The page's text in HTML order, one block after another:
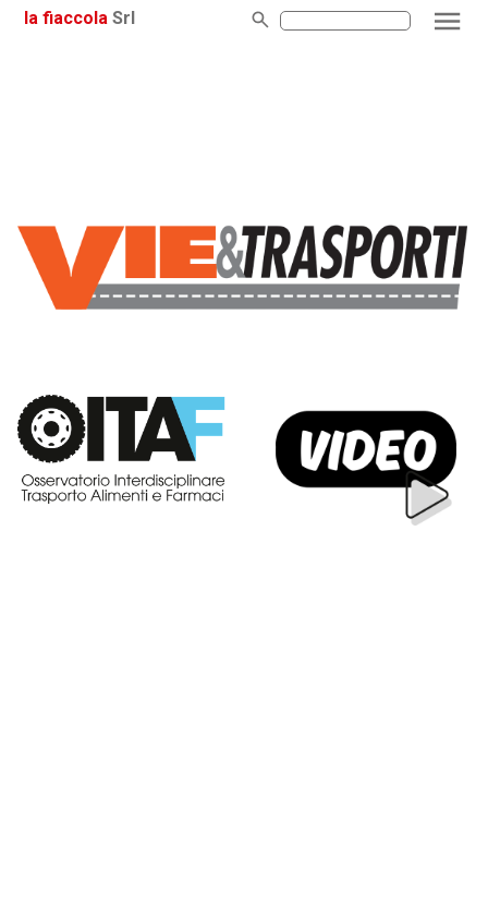
la fiaccola Srl